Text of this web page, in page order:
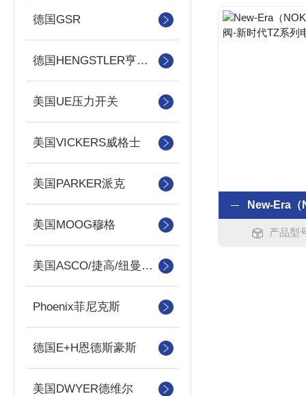
德国GSR
德国HENGSTLER亨士乐
美国UE压力开关
美国VICKERS威格士
美国PARKER派克
美国MOOG穆格
美国ASCO/捷高/纽曼蒂克
Phoenix菲尼克斯
德国E+H恩德斯豪斯
美国DWYER德维尔
产品型